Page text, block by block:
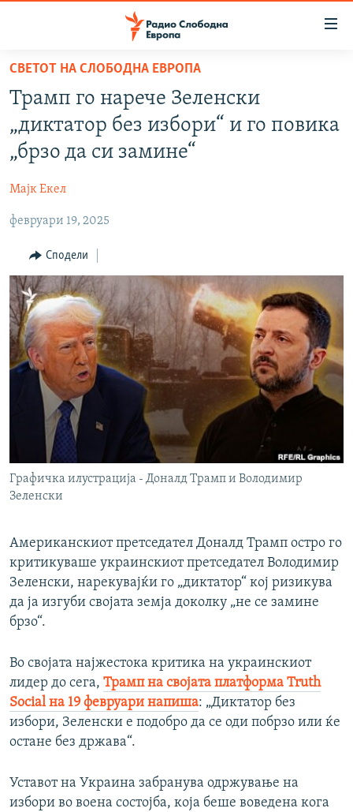
Оди
содржината
Оди
главната
навигација
Премини
на
СВЕТ
ВИЗУЕЛНО
ШТО ТРЕБА ДА ЗНАЕТЕ
ПРИЈАВИ СЕ ЗА ЊУЗЛЕТЕР
ПОДКАСТ ЗОШТО?
СЛЕДЕТЕ НЕ
РСЕ веб страници
СВЕТОТ НА СЛОБОДНА ЕВРОПА
Трамп го нарече Зеленски
„диктатор без избори“ и го повика
„брзо да си замине“
Мајк Екел
февруари 19, 2025
Сподели
Графичка илустрација - Доналд Трамп и Володимир
Зеленски
Американскиот претседател Доналд Трамп остро го
критикуваше украинскиот претседател Володимир
Зеленски, нарекувајќи го „диктатор“ кој ризикува
да ја изгуби својата земја доколку „не се замине
брзо“.
Во својата најжестока критика на украинскиот
лидер до сега, Трамп на својата платформа Truth
Social на 19 февруари напиша: „Диктатор без
избори, Зеленски е подобро да се оди побрзо или ќе
остане без држава“.
Уставот на Украина забранува одржување на
избори во воена состојба, која беше воведена кога